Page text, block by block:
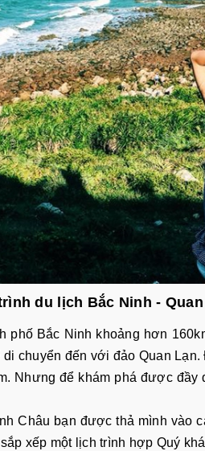
du lịch Bắc Ninh -
phố Bắc Ninh khoảng hơn
di chuyển đến với đảo Quan
Nhưng để khám phá được
Châu bạn được thả mình vào
xếp một lịch trình hợp Quý